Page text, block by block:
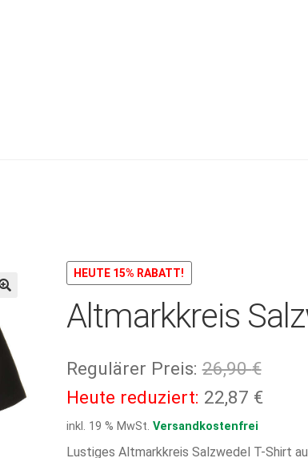
HEUTE 15% RABATT!
Altmarkkreis
Regulärer Preis: 26,90€
Preis
Heute reduziert: 22,87 €
inkl. 19 % MwSt. Versandkostenfrei
Lustiges Altmarkkreis Salzwedel T-Shirt